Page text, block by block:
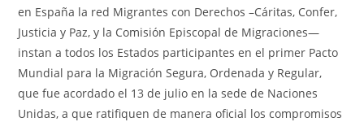
en España la red Migrantes con Derechos –Cáritas, Confer,
Justicia y Paz, y la Comisión Episcopal de Migraciones—
instan a todos los Estados participantes en el primer Pacto
Mundial para la Migración Segura, Ordenada y Regular,
que fue acordado el 13 de julio en la sede de Naciones
Unidas, a que ratifiquen de manera oficial los compromisos